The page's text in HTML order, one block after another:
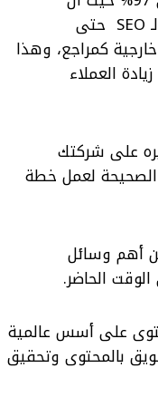
استخدام مقالات توافق معايير الـ SEO حتى
كمراجع، وهذا
العملاء
على شركتك
لعمل خطة
أهم وسائل
الحاضر.
على أسس عالمية
بالمحتوى وتحقيق